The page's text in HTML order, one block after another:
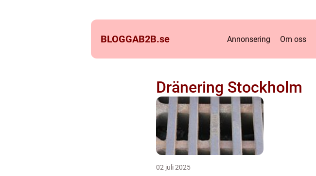
BLOGGAB2B.se Annonsering Om oss
Dränering Stockholm
02 juli 2025